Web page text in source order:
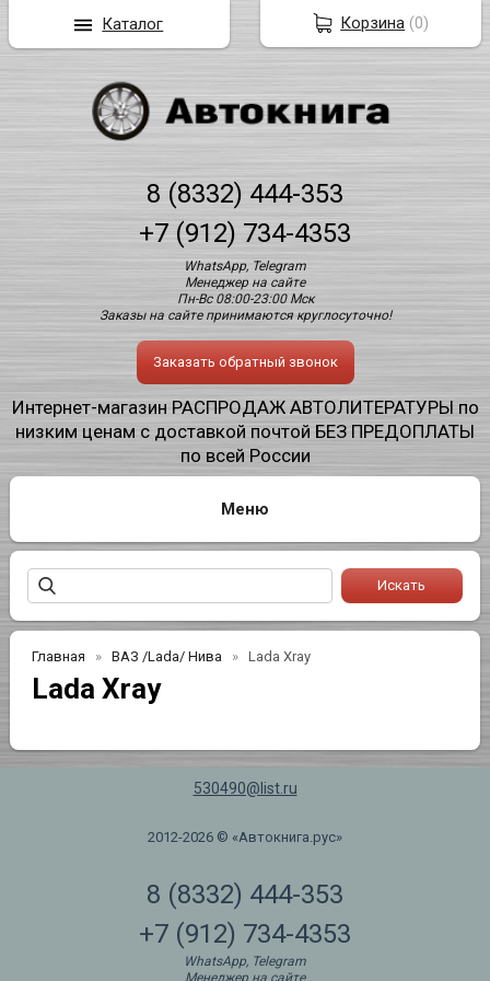
8 (8332) 444-353
+7 (912) 734-4353
WhatsApp, Telegram
Менеджер на сайте
Пн-Вс 08:00-23:00 Мск
Заказы на сайте принимаются круглосуточно!
Заказать обратный звонок
Интернет-магазин РАСПРОДАЖ АВТОЛИТЕРАТУРЫ по
низким ценам с доставкой почтой БЕЗ ПРЕДОПЛАТЫ
по всей России
Главная ВАЗ /Lada/ Нива Lada Xray
Lada Xray
530490@list.ru
2012-2026 © «Автокнига.рус»
8 (8332) 444-353
+7 (912) 734-4353
WhatsApp, Telegram
Менеджер на сайте
Корзина (0)
Каталог